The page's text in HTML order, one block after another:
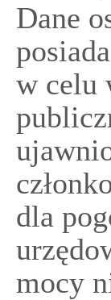
Dane
w celu
dla
mocy